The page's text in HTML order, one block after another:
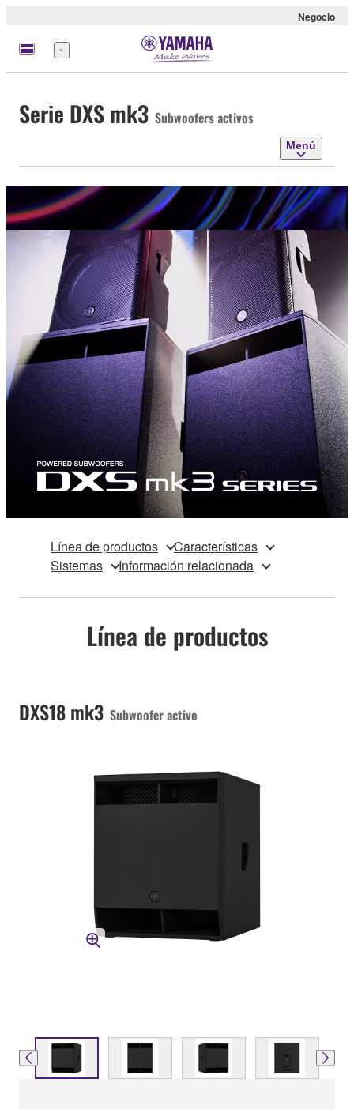
Negocio
Menú
Serie DXS mk3 Subwoofers activos
Menú
Línea de productos
Características
Sistemas
Información relacionada
Línea de productos
DXS18 mk3 Subwoofer activo